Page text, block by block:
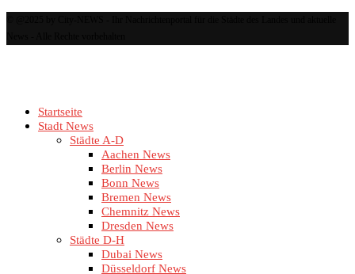
Startseite
Stadt News
Städte A-D
Aachen News
Berlin News
Bonn News
Bremen News
Chemnitz News
Dresden News
Städte D-H
Dubai News
Düsseldorf News